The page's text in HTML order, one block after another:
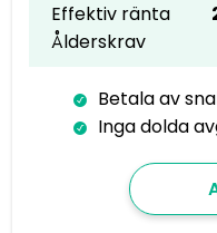
Effektiv ränta
Ålderskrav
Betala av
Inga dolda